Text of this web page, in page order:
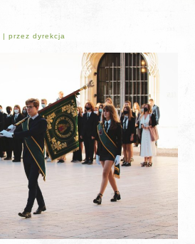
|przez dyrekcja